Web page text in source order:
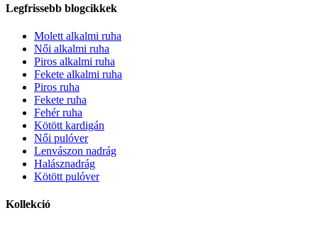
Legfrissebb blogcikkek
Molett alkalmi ruha
Női alkalmi ruha
Piros alkalmi ruha
Fekete alkalmi ruha
Piros ruha
Fekete ruha
Fehér ruha
Kötött kardigán
Női pulóver
Lenvászon nadrág
Halásznadrág
Kötött pulóver
Kollekció